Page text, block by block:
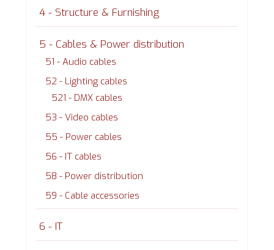
4 - Structure & Furnishing
5 - Cables & Power distribution
51 - Audio cables
52 - Lighting cables
521 - DMX cables
53 - Video cables
55 - Power cables
56 - IT cables
58 - Power distribution
59 - Cable accessories
6 - IT